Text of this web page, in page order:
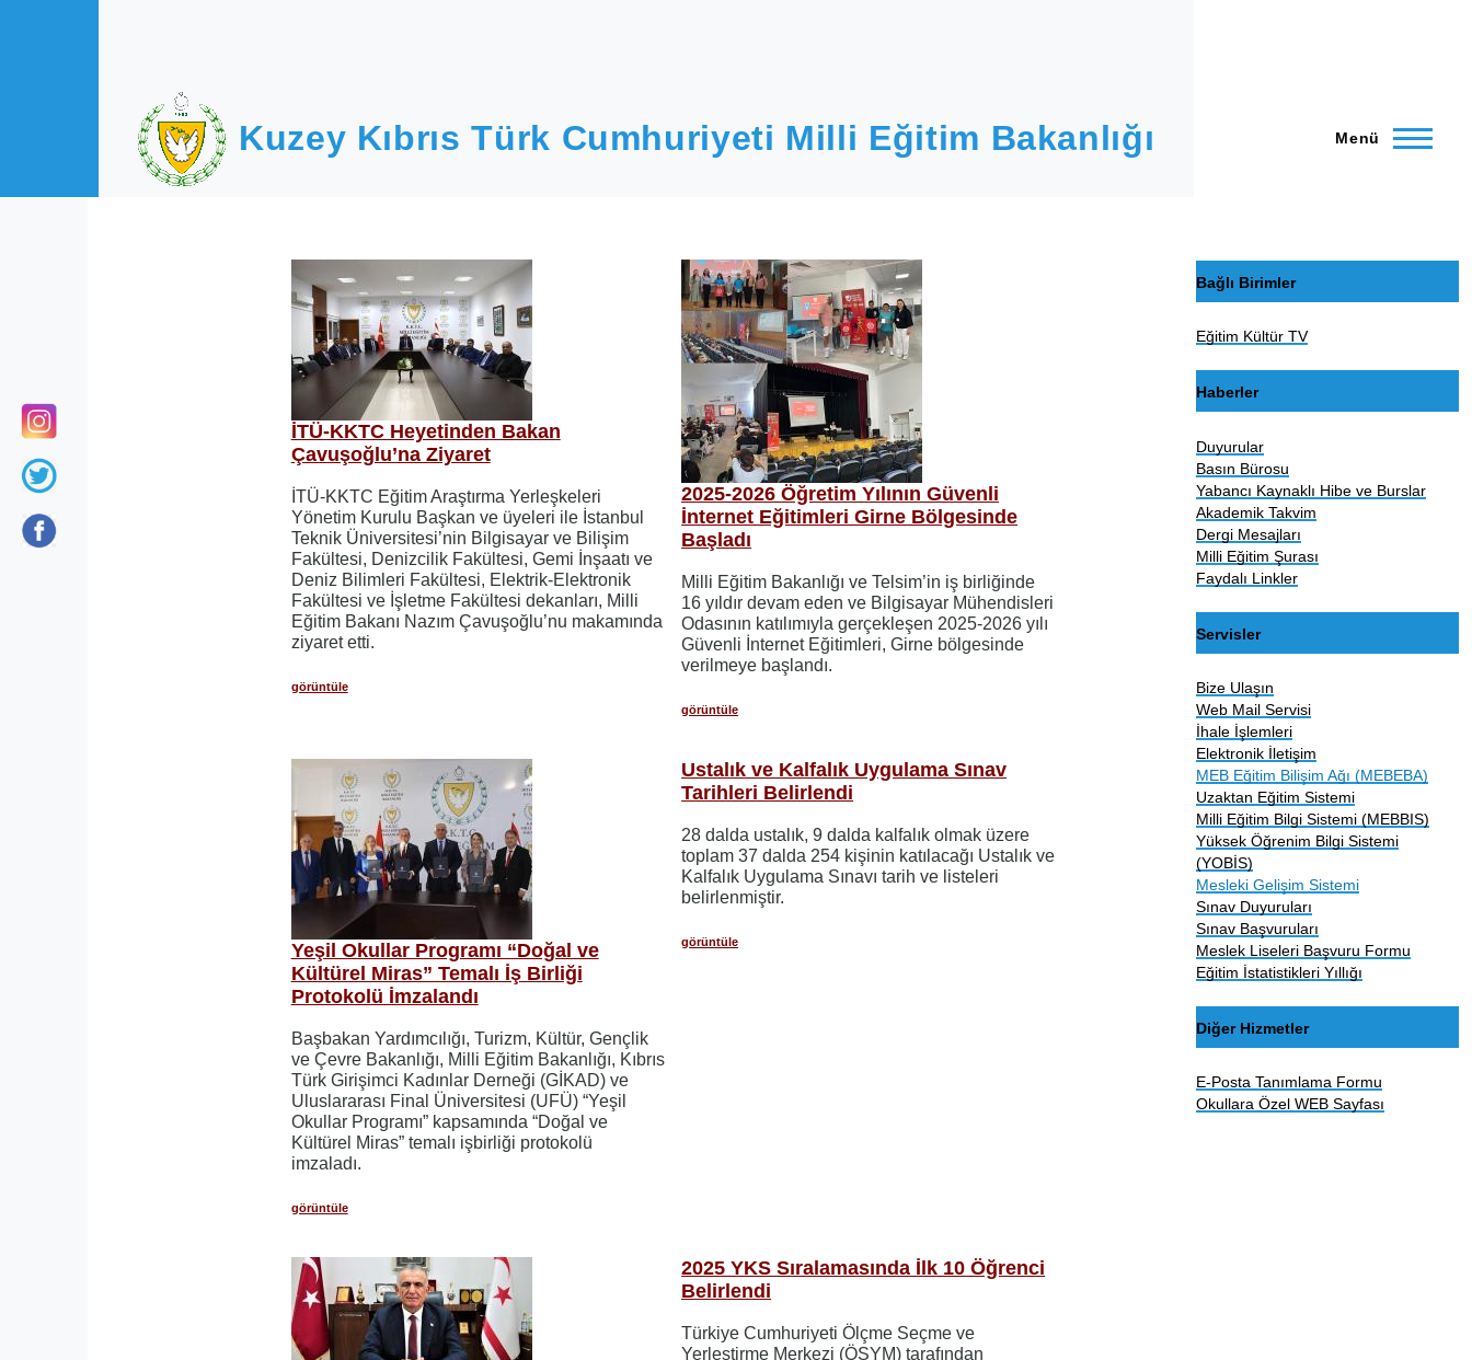
Kuzey Kıbrıs Türk Cumhuriyeti Milli Eğitim Bakanlığı Menü
İTÜ-KKTC Heyetinden Bakan
Çavuşoğlu’na Ziyaret
İTÜ-KKTC Eğitim Araştırma Yerleşkeleri
Yönetim Kurulu Başkan ve üyeleri ile İstanbul
Teknik Üniversitesi’nin Bilgisayar ve Bilişim
Fakültesi, Denizcilik Fakültesi, Gemi İnşaatı ve
Deniz Bilimleri Fakültesi, Elektrik-Elektronik
Fakültesi ve İşletme Fakültesi dekanları, Milli
Eğitim Bakanı Nazım Çavuşoğlu’nu makamında
ziyaret etti.
görüntüle
2025-2026 Öğretim Yılının Güvenli
İnternet Eğitimleri Girne Bölgesinde
Başladı
Milli Eğitim Bakanlığı ve Telsim’in iş birliğinde
16 yıldır devam eden ve Bilgisayar Mühendisleri
Odasının katılımıyla gerçekleşen 2025-2026 yılı
Güvenli İnternet Eğitimleri, Girne bölgesinde
verilmeye başlandı.
görüntüle
Yeşil Okullar Programı “Doğal ve
Kültürel Miras” Temalı İş Birliği
Protokolü İmzalandı
Başbakan Yardımcılığı, Turizm, Kültür, Gençlik
ve Çevre Bakanlığı, Milli Eğitim Bakanlığı, Kıbrıs
Türk Girişimci Kadınlar Derneği (GİKAD) ve
Uluslararası Final Üniversitesi (UFÜ) “Yeşil
Okullar Programı” kapsamında “Doğal ve
Kültürel Miras” temalı işbirliği protokolü
imzaladı.
görüntüle
Ustalık ve Kalfalık Uygulama Sınav
Tarihleri Belirlendi
28 dalda ustalık, 9 dalda kalfalık olmak üzere
toplam 37 dalda 254 kişinin katılacağı Ustalık ve
Kalfalık Uygulama Sınavı tarih ve listeleri
belirlenmiştir.
görüntüle
2025 YKS Sıralamasında İlk 10 Öğrenci
Belirlendi
Türkiye Cumhuriyeti Ölçme Seçme ve
Yerleştirme Merkezi (ÖSYM) tarafından
Bağlı Birimler
Eğitim Kültür TV
Haberler
Duyurular
Basın Bürosu
Yabancı Kaynaklı Hibe ve Burslar
Akademik Takvim
Dergi Mesajları
Milli Eğitim Şurası
Faydalı Linkler
Servisler
Bize Ulaşın
Web Mail Servisi
İhale İşlemleri
Elektronik İletişim
MEB Eğitim Bilişim Ağı (MEBEBA)
Uzaktan Eğitim Sistemi
Milli Eğitim Bilgi Sistemi (MEBBIS)
Yüksek Öğrenim Bilgi Sistemi
(YOBİS)
Mesleki Gelişim Sistemi
Sınav Duyuruları
Sınav Başvuruları
Meslek Liseleri Başvuru Formu
Eğitim İstatistikleri Yıllığı
Diğer Hizmetler
E-Posta Tanımlama Formu
Okullara Özel WEB Sayfası